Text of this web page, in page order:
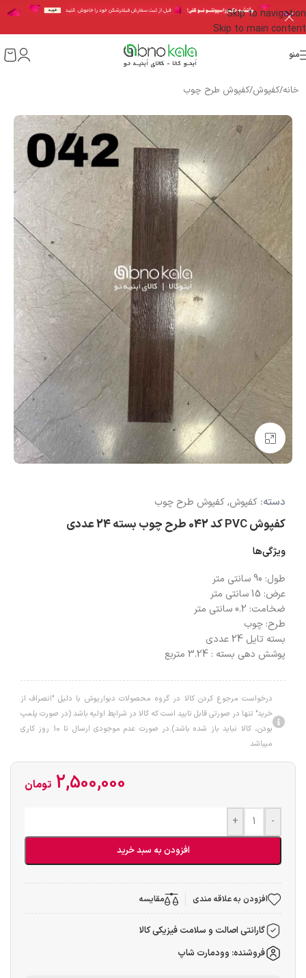
Skip to navigation
Skip to main content
منو
خانه/کفپوش/کفپوش طرح چوب
بزرگنمایی تصویر
دسته: کفپوش,کفپوش طرح چوب
کفپوش PVC کد 042 طرح چوب بسته 24 عددی
ویژگی‌ها
طول: 90 سانتی متر
عرض: 15 سانتی متر
ضخامت: 0.2 سانتی متر
طرح: چوب
بسته تایل 24 عددی
پوشش دهی بسته : 3.24 متربع
درخواست مرجوع کردن کالا در گروه محصولات دبوارپوش با دلیل "انصراف از
خرید" تنها در صورتی قابل تایید است که کالا در شرایط اولیه باشد (در صورت پلمپ
بودن، کالا نباید باز شده باشد).در صورت عدم موجودی ارسال تا 10 روز کاری
میباشد
2,500,000 تومان
-
+
افزودن به سبد خرید
افزودن به علاقه مندی مقایسه
گارانتی اصالت و سلامت فیزیکی کالا
فروشنده: وودمارت شاپ